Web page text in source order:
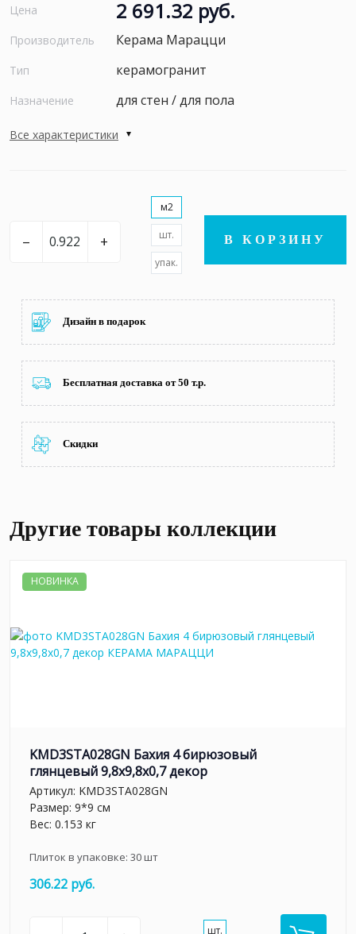
Цена 2 691.32 руб.
Производитель Керама Марацци
Тип керамогранит
Назначение для стен / для пола
Все характеристики
– +
м2
шт.
упак.
В КОРЗИНУ
Дизайн в подарок
Бесплатная доставка от 50 т.р.
Скидки
Другие товары коллекции
НОВИНКА
KMD3STA028GN Бахия 4 бирюзовый
глянцевый 9,8x9,8x0,7 декор
Артикул: KMD3STA028GN
Размер: 9*9 см
Вес: 0.153 кг
Плиток в упаковке: 30шт
306.22 руб.
шт.